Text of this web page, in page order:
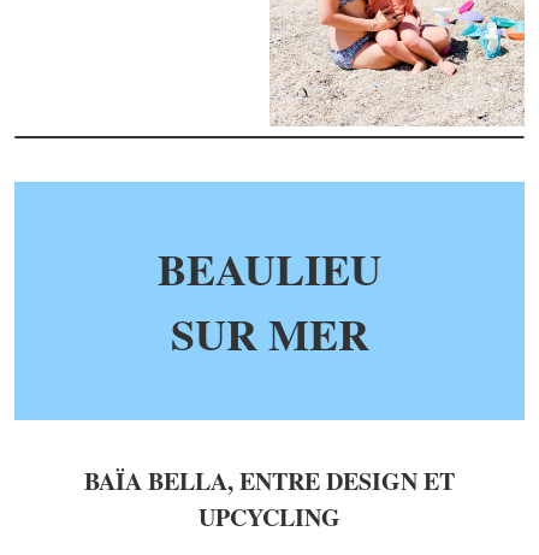
BEAULIEU
SUR MER
BAÏA BELLA, ENTRE DESIGN ET
UPCYCLING